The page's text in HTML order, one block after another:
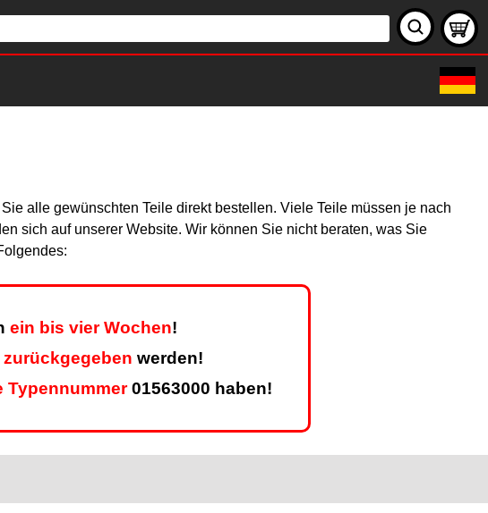
alle gewünschten Teile direkt bestellen. Viele Teile müssen je nach
sich auf unserer Website. Wir können Sie nicht beraten, was Sie
ein bis vier Wochen!
werden!
Typennummer01563000 haben!